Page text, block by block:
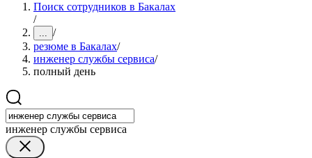
Поиск сотрудников в Бакалах
/
... /
резюме в Бакалах/
инженер службы сервиса/
полный день
инженер службы сервиса